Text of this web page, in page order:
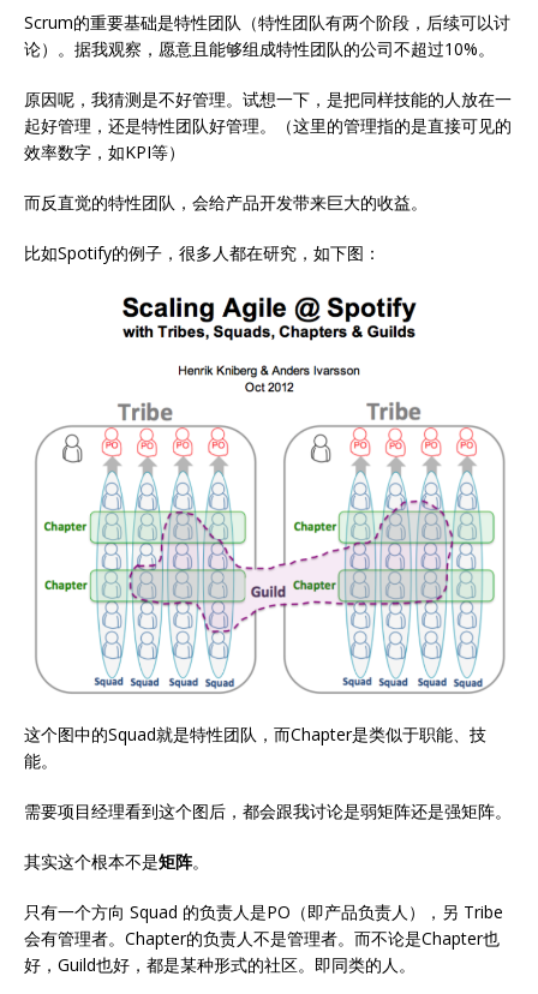
Scrum的重要基础是特性团队（特性团队有两个阶段，后续可以讨
论）。据我观察，愿意且能够组成特性团队的公司不超过10%。
原因呢，我猜测是不好管理。试想一下，是把同样技能的人放在一
起好管理，还是特性团队好管理。（这里的管理指的是直接可见的
效率数字，如KPI等）
而反直觉的特性团队，会给产品开发带来巨大的收益。
比如Spotify的例子，很多人都在研究，如下图：
这个图中的Squad就是特性团队，而Chapter是类似于职能、技
能。
需要项目经理看到这个图后，都会跟我讨论是弱矩阵还是强矩阵。
其实这个根本不是矩阵。
只有一个方向 Squad 的负责人是PO（即产品负责人），另 Tribe
会有管理者。Chapter的负责人不是管理者。而不论是Chapter也
好，Guild也好，都是某种形式的社区。即同类的人。